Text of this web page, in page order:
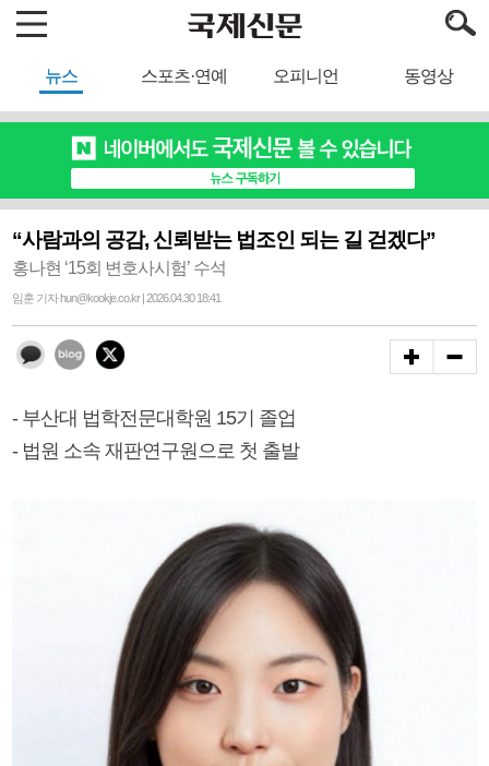
뉴스 스포츠·연예 오피니언 동영상
“사람과의 공감, 신뢰받는 법조인 되는 길 걷겠다”
홍나현 ‘15회 변호사시험’ 수석
임훈 기자 hun@kookje.co.kr | 2026.04.30 18:41
- 부산대 법학전문대학원 15기 졸업
- 법원 소속 재판연구원으로 첫 출발